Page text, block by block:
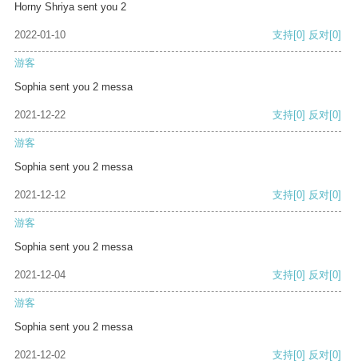
Horny Shriya sent you 2
2022-01-10 支持[0] 反对[0]
游客
Sophia sent you 2 messa
2021-12-22 支持[0] 反对[0]
游客
Sophia sent you 2 messa
2021-12-12 支持[0] 反对[0]
游客
Sophia sent you 2 messa
2021-12-04 支持[0] 反对[0]
游客
Sophia sent you 2 messa
2021-12-02 支持[0] 反对[0]